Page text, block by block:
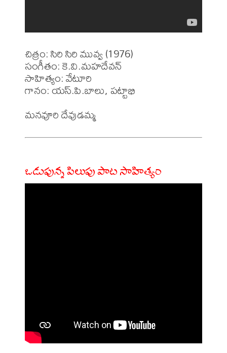
చిత్రం: సిరి సిరి మువ్వ (1976)
సంగీతం: కె.వి.మహదేవన్
సాహిత్యం: వేటూరి
గానం: యస్.పి.బాలు, పట్టాభి
ఒడుపున్న పిలుపు పాట సాహిత్యం